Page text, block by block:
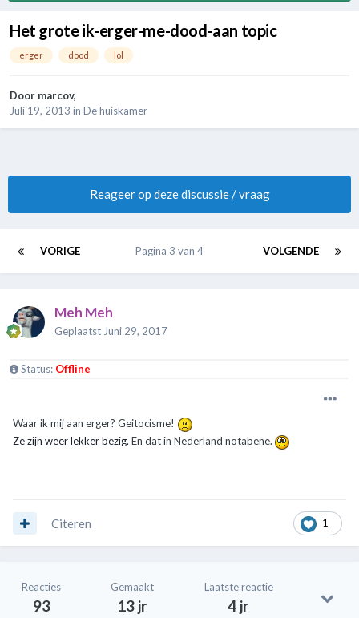
Het grote ik-erger-me-dood-aan topic
erger dood lol
Door marcov,
Juli 19, 2013 in De huiskamer
Reageer op deze discussie / vraag
VORIGE VOLGENDE
Pagina 3 van 4
Meh Meh
Geplaatst Juni 29, 2017
Status: Offline
Waar ik mij aan erger? Geitocisme!
Ze zijn weer lekker bezig. En dat in Nederland notabene.
1
Citeren
Reacties
93
Gemaakt
13 jr
Laatste reactie
4 jr